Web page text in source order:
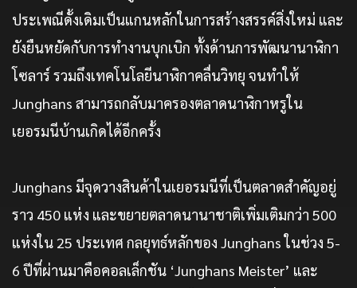
ประเพณีดั้งเดิมเป็นแกนหลักในการสร้างสรรค์สิ่งใหม่ และ
ยังยืนหยัดกับการทำงานบุกเบิก ทั้งด้านการพัฒนานาฬิกา
โซลาร์ รวมถึงเทคโนโลยีนาฬิกาคลื่นวิทยุ จนทำให้
Junghans สามารถกลับมาครองตลาดนาฬิกาหรูใน
เยอรมนีบ้านเกิดได้อีกครั้ง
Junghans มีจุดวางสินค้าในเยอรมนีที่เป็นตลาดสำคัญอยู่
ราว 450 แห่ง และขยายตลาดนานาชาติเพิ่มเติมกว่า 500
แห่งใน 25 ประเทศ กลยุทธ์หลักของ Junghans ในช่วง 5-
6 ปีที่ผ่านมาคือคอลเล็กชัน ‘Junghans Meister’ และ